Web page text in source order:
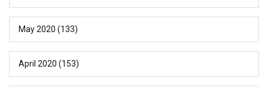
May 2020 (133)
April 2020 (153)